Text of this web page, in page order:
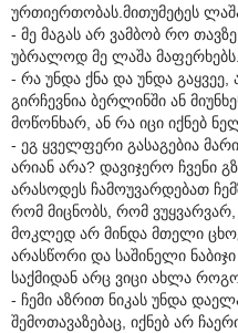
ურთიერთობას.მითუმეტეს
- მე მაგას არ ვამბობ რო
უბრალოდ მე ლაშა მაფერხებს.
- რა უნდა ქნა და უნდა
გირჩევნია ბერლინში ან
მოწონხარ, ან რა იცი იქნებ
- ეგ ყველფერი გასაგებია
არიან არა? დავიჯერო ჩვენი
არასოდეს ჩამოუვარდებათ
რომ მიცნობს, რომ ვუყვარვარ,
მოკლედ არ მინდა მთელი
არასწორი და საშინელი
საქმიდან არც ვიცი ახლა
- ჩემი აზრით ნიკას უნდა
შემოთავაზებაც, იქნებ არ